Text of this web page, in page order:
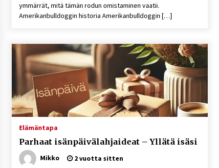
ymmärrät, mitä tämän rodun omistaminen vaatii.
Amerikanbulldoggin historia Amerikanbulldoggin […]
Elämäntapa
Parhaat isänpäivälahjaideat – Yllätä isäsi
Mikko 2 vuotta sitten